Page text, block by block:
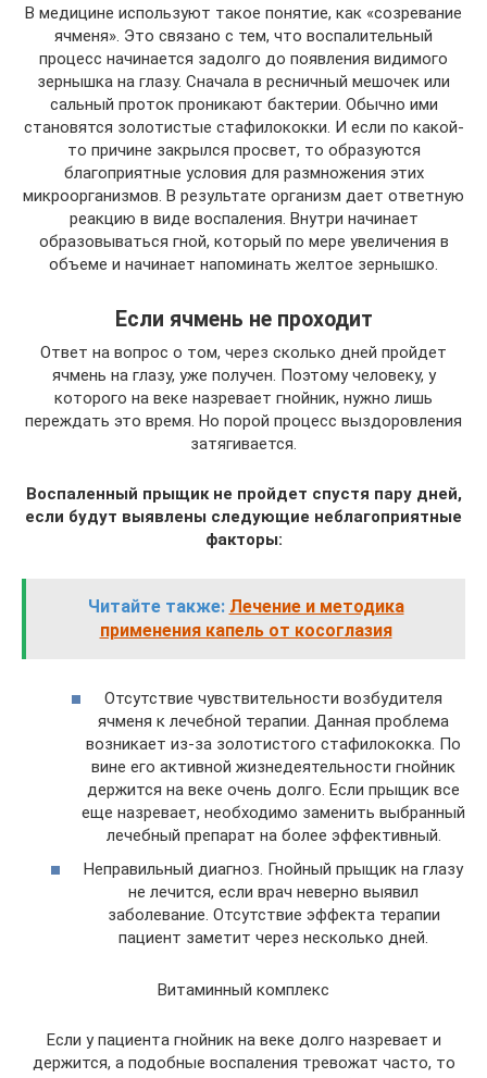
В медицине используют такое понятие, как «созревание
ячменя». Это связано с тем, что воспалительный
процесс начинается задолго до появления видимого
зернышка на глазу. Сначала в ресничный мешочек или
сальный проток проникают бактерии. Обычно ими
становятся золотистые стафилококки. И если по какой-
то причине закрылся просвет, то образуются
благоприятные условия для размножения этих
микроорганизмов. В результате организм дает ответную
реакцию в виде воспаления. Внутри начинает
образовываться гной, который по мере увеличения в
объеме и начинает напоминать желтое зернышко.
Если ячмень не проходит
Ответ на вопрос о том, через сколько дней пройдет
ячмень на глазу, уже получен. Поэтому человеку, у
которого на веке назревает гнойник, нужно лишь
переждать это время. Но порой процесс выздоровления
затягивается.
Воспаленный прыщик не пройдет спустя пару дней,
если будут выявлены следующие неблагоприятные
факторы:
Читайте также: Лечение и методика
применения капель от косоглазия
Отсутствие чувствительности возбудителя
ячменя к лечебной терапии. Данная проблема
возникает из-за золотистого стафилококка. По
вине его активной жизнедеятельности гнойник
держится на веке очень долго. Если прыщик все
еще назревает, необходимо заменить выбранный
лечебный препарат на более эффективный.
Неправильный диагноз. Гнойный прыщик на глазу
не лечится, если врач неверно выявил
заболевание. Отсутствие эффекта терапии
пациент заметит через несколько дней.
Витаминный комплекс
Если у пациента гнойник на веке долго назревает и
держится, а подобные воспаления тревожат часто, то